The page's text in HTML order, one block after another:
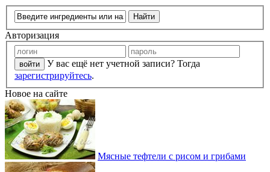
Авторизация
У вас ещё нет учетной записи? Тогда
зарегистрируйтесь.
Новое на сайте
Мясные тефтели с рисом и грибами